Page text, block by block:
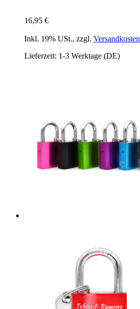
16,95 €
Inkl. 19% USt., zzgl. Versandkosten
Lieferzeit: 1-3 Werktage (DE)